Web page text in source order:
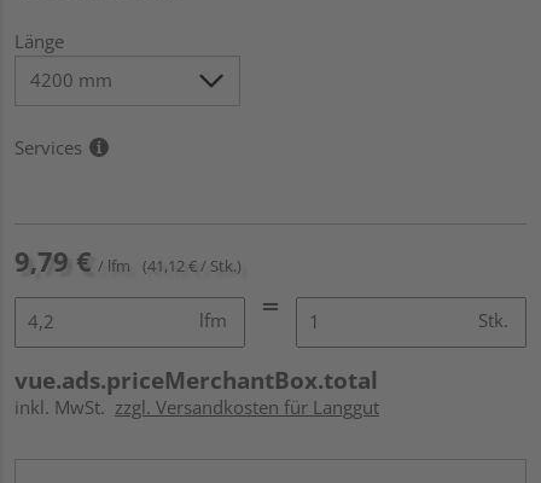
Länge
Services
9,79 € / lfm (41,12 € / Stk.)
lfm Stk.
vue.ads.priceMerchantBox.total
inkl. MwSt. zzgl. Versandkosten für Langgut